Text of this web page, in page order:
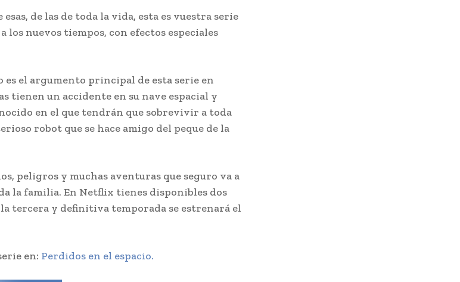
de las de toda la vida, esta es vuestra serie
los nuevos tiempos, con efectos especiales
es el argumento principal de esta serie en
tienen un accidente en su nave espacial y
en el que tendrán que sobrevivir a toda
robot que se hace amigo del peque de la
peligros y muchas aventuras que seguro va a
la familia. En Netflix tienes disponibles dos
tercera y definitiva temporada se estrenará el
en: Perdidos en el espacio.